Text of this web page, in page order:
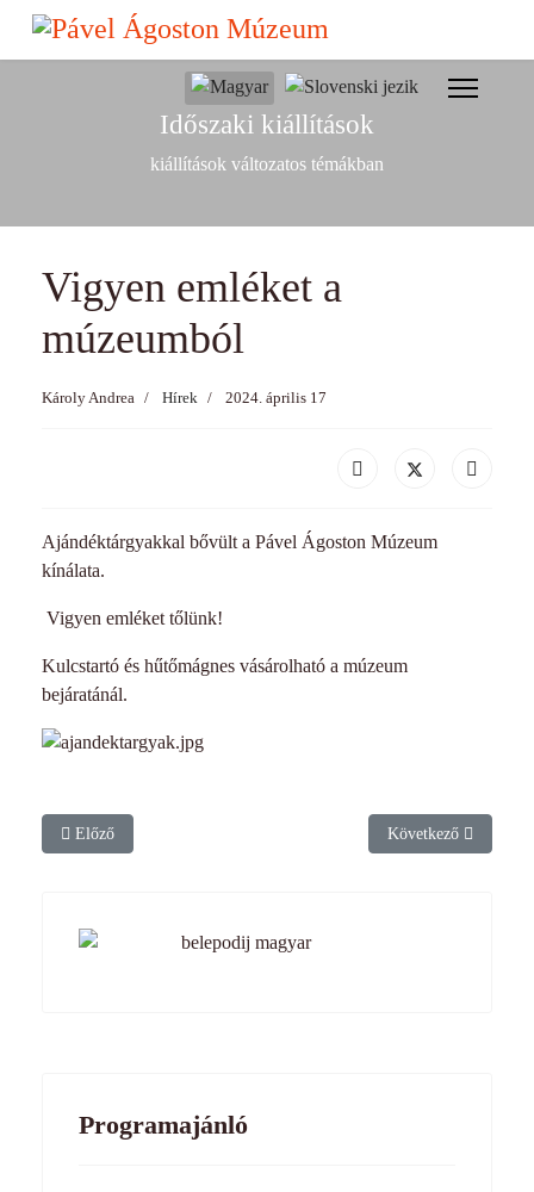
Válasszon nyelvet
Időszaki kiállítások
kiállítások változatos témákban
Vigyen emléket a
múzeumból
Károly Andrea Hírek 2024. április 17
Ajándéktárgyakkal bővült a Pável Ágoston Múzeum
kínálata.
Vigyen emléket tőlünk!
Kulcstartó és hűtőmágnes vásárolható a múzeum
bejáratánál.
Előző cikk: Tájházak Napja
Előző Következő cikk:
Következő
Programajánló
hónap